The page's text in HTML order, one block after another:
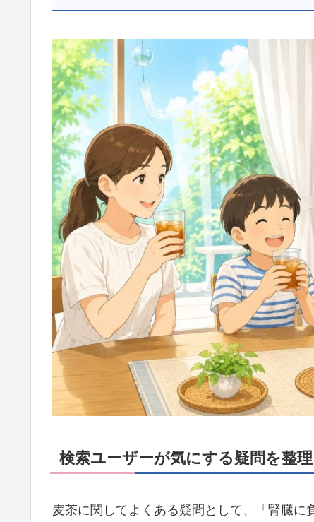
検索ユーザーが気にする疑問を整
麦茶に関してよくある疑問として、「腎臓に